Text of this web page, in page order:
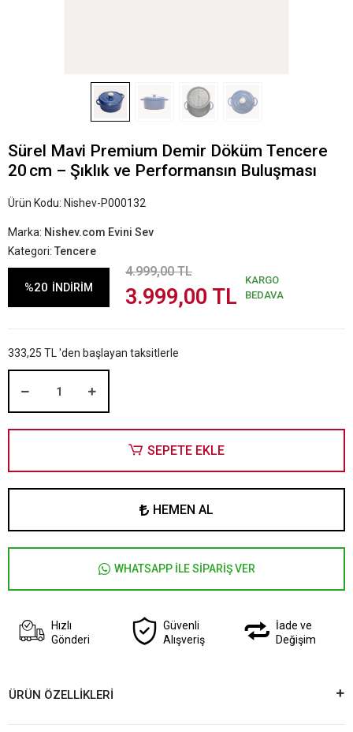
Sürel Mavi Premium Demir Döküm Tencere
20 cm – Şıklık ve Performansın Buluşması
Ürün Kodu: Nishev-P000132
Marka: Nishev.com Evini Sev
Kategori: Tencere
%20 İNDİRİM
4.999,00 TL
3.999,00 TL
KARGO
BEDAVA
333,25 TL 'den başlayan taksitlerle
SEPETE EKLE
HEMEN AL
WHATSAPP İLE SİPARİŞ VER
Hızlı
Gönderi
Güvenli
Alışveriş
İade ve
Değişim
ÜRÜN ÖZELLİKLERİ